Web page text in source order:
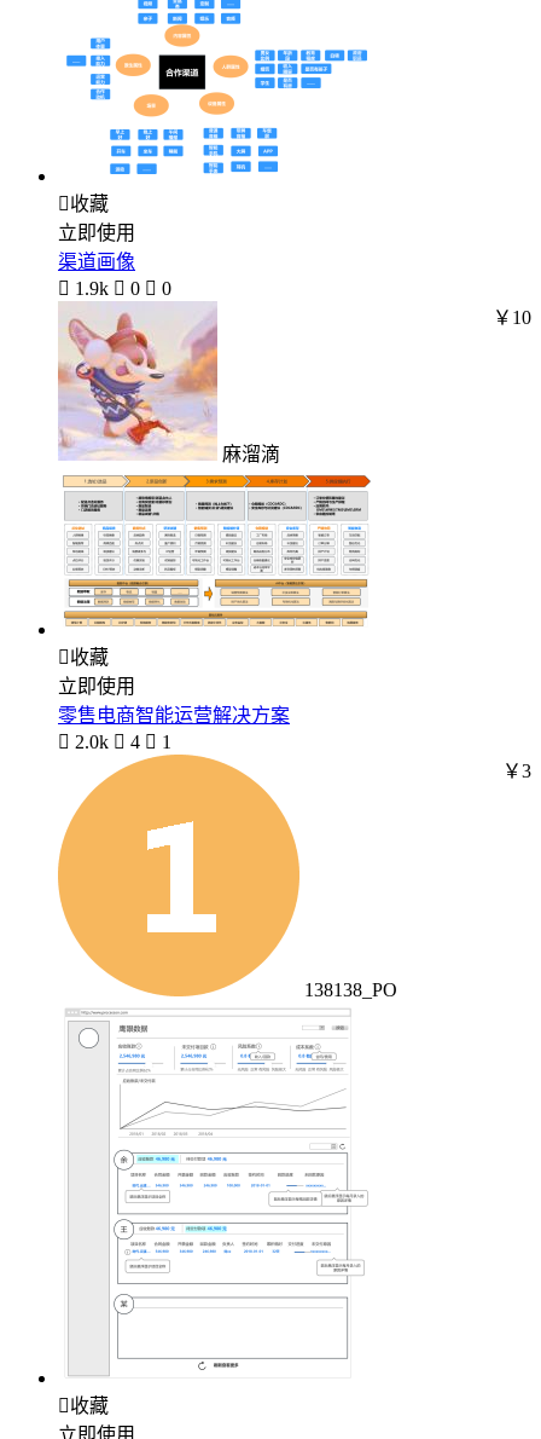
收藏
立即使用
渠道画像
 1.9k  0  0
麻溜滴
￥10
收藏
立即使用
零售电商智能运营解决方案
 2.0k  4  1
138138_PO
￥3
收藏
立即使用